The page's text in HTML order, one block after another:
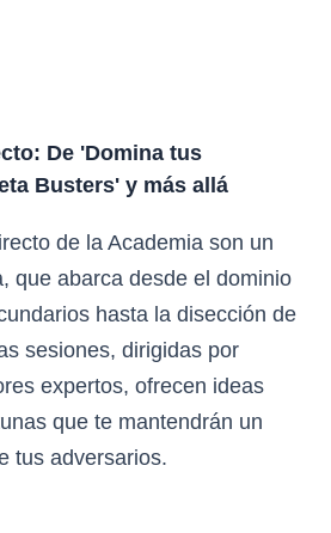
De 'Domina tus
Busters' y más allá
de la Academia son un
que abarca desde el dominio
hasta la disección de
sesiones, dirigidas por
expertos, ofrecen ideas
que te mantendrán un
tus adversarios.